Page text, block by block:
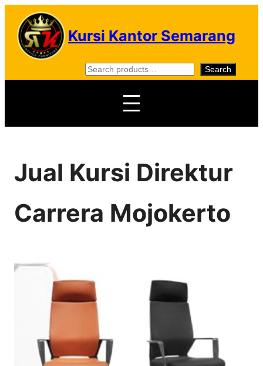
Skip
content
Kursi Kantor Semarang
S
e
c
Search
Jual Kursi Direktur
Carrera Mojokerto